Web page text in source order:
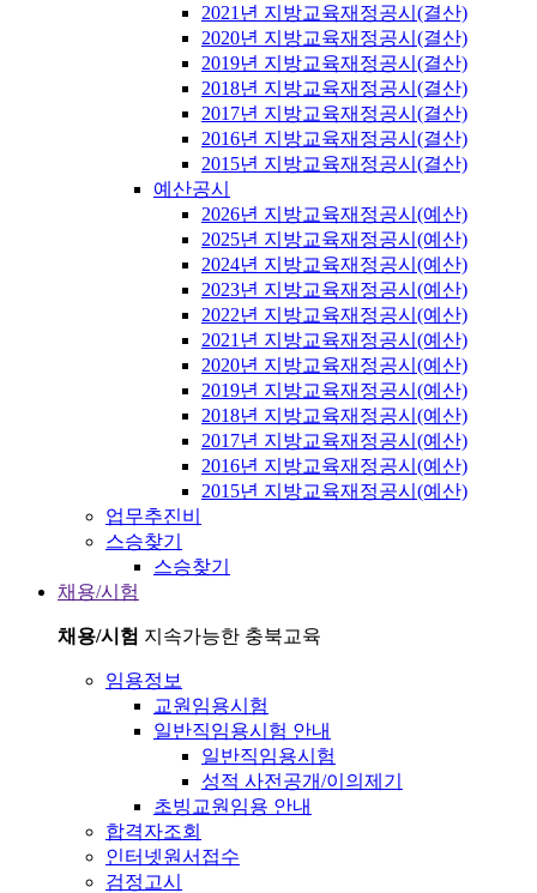
2021년 지방교육재정공시(결산)
2020년 지방교육재정공시(결산)
2019년 지방교육재정공시(결산)
2018년 지방교육재정공시(결산)
2017년 지방교육재정공시(결산)
2016년 지방교육재정공시(결산)
2015년 지방교육재정공시(결산)
예산공시
2026년 지방교육재정공시(예산)
2025년 지방교육재정공시(예산)
2024년 지방교육재정공시(예산)
2023년 지방교육재정공시(예산)
2022년 지방교육재정공시(예산)
2021년 지방교육재정공시(예산)
2020년 지방교육재정공시(예산)
2019년 지방교육재정공시(예산)
2018년 지방교육재정공시(예산)
2017년 지방교육재정공시(예산)
2016년 지방교육재정공시(예산)
2015년 지방교육재정공시(예산)
업무추진비
스승찾기
스승찾기
채용/시험
채용/시험 지속가능한 충북교육
임용정보
교원임용시험
일반직임용시험 안내
일반직임용시험
성적 사전공개/이의제기
초빙교원임용 안내
합격자조회
인터넷원서접수
검정고시